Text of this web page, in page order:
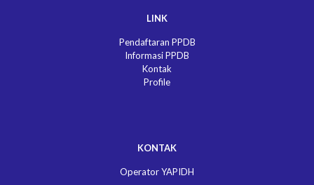
LINK
Pendaftaran PPDB
Informasi PPDB
Kontak
Profile
KONTAK
Operator YAPIDH